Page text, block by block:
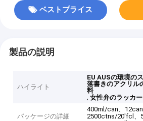
ベストプライス
製品の説明
ハイライト
EU AUSの環境の
落書きのアクリル
料
,女性弁のラッカ
パッケージの詳細
400ml/can、
2500ctns/20'fcl、